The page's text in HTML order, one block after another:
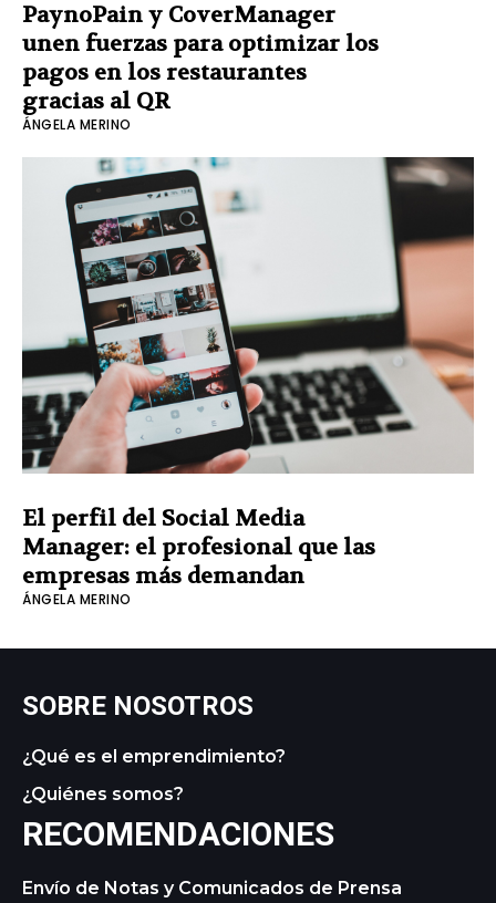
PaynoPain y CoverManager
unen fuerzas para optimizar los
pagos en los restaurantes
gracias al QR
ÁNGELA MERINO
El perfil del Social Media
Manager: el profesional que las
empresas más demandan
ÁNGELA MERINO
SOBRE NOSOTROS
¿Qué es el emprendimiento?
¿Quiénes somos?
RECOMENDACIONES
Envío de Notas y Comunicados de Prensa